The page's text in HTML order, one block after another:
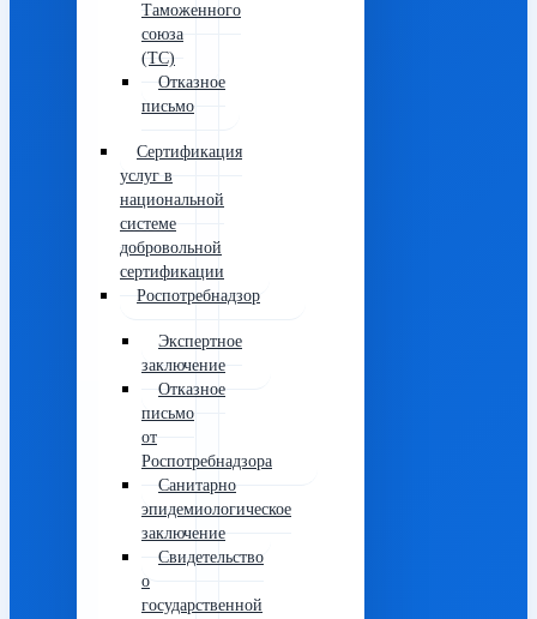
Таможенного
союза
(ТС)
Отказное
письмо
Сертификация
услуг в
национальной
системе
добровольной
сертификации
Роспотребнадзор
Экспертное
заключение
Отказное
письмо
от
Роспотребнадзора
Санитарно
эпидемиологическое
заключение
Свидетельство
о
государственной